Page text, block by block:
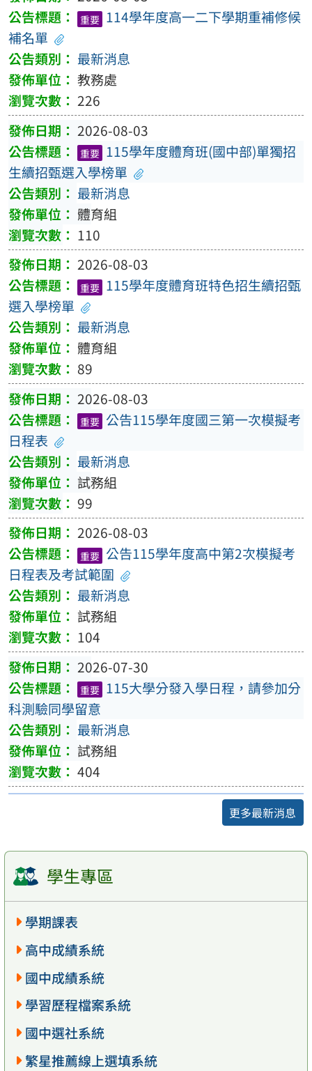
重要 114學年度高一二下學期重補修候
補名單
最新消息
教務處
226
2026-08-03
重要 115學年度體育班(國中部)單獨招
生續招甄選入學榜單
最新消息
體育組
110
2026-08-03
重要 115學年度體育班特色招生續招甄
選入學榜單
最新消息
體育組
89
2026-08-03
重要 公告115學年度國三第一次模擬考
日程表
最新消息
試務組
99
2026-08-03
重要 公告115學年度高中第2次模擬考
日程表及考試範圍
最新消息
試務組
104
2026-07-30
重要 115大學分發入學日程，請參加分
科測驗同學留意
最新消息
試務組
404
更多最新消息
學生專區
學期課表
高中成績系統
國中成績系統
學習歷程檔案系統
國中選社系統
繁星推薦線上選填系統